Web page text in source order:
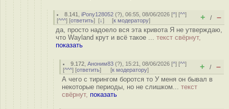
8.141 ,iPony128052 (?), 06:55, 08/06/2026 [^] [^^]
[^^^] [ответить] [↓] [к модератору] + / –
да, просто надоело вся эта кривота Я не утверждаю,
что Wayland крут и всё такое ... текст свёрнут,
показать
9.172 ,Аноним83 (?), 15:21, 08/06/2026 [^] [^^]
[^^^] [ответить] [к модератору] + / –
А чего с тирингом боротся то У меня он бывал в
некоторые периоды, но не слишком... текст
свёрнут, показать